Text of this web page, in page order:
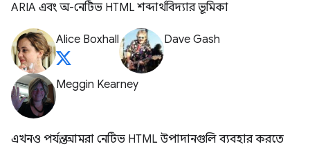
ARIA এবং অ-নেটিভ HTML শব্দার্থবিদ্যার ভূমিকা
Alice Boxhall Dave Gash
Meggin Kearney
এখনও পর্যন্ত, আমরা নেটিভ HTML উপাদানগুলি ব্যবহার করতে